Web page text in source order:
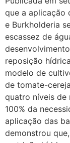
que a aplicação
e Burkholderia
escassez de
reposição
modelo de
de tomate-
quatro níveis de
100% da
aplicação das
demonstrou